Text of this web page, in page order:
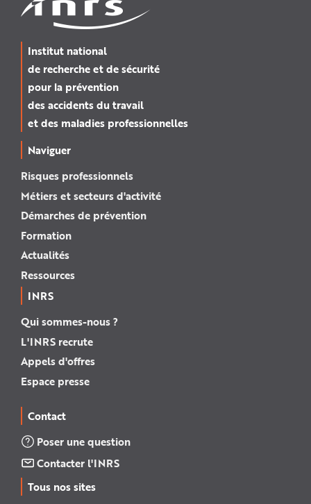
Institut national
de recherche et de sécurité
pour la prévention
des accidents du travail
et des maladies professionnelles
Naviguer
Risques professionnels
Métiers et secteurs d'activité
Démarches de prévention
Formation
Actualités
Ressources
INRS
Qui sommes-nous ?
L'INRS recrute
Appels d'offres
Espace presse
Contact
Poser une question
Contacter l'INRS
Tous nos sites